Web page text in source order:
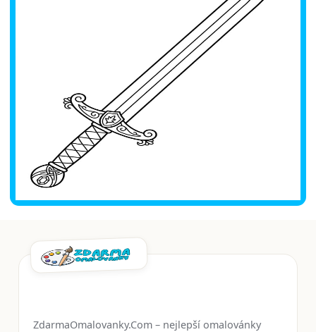
ZdarmaOmalovanky.Com – nejlepší omalovánky